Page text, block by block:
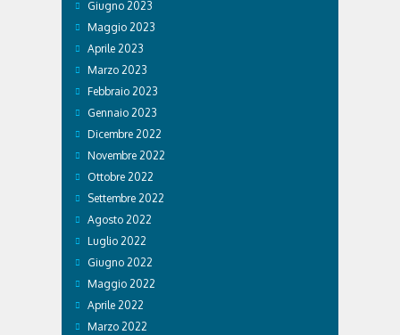
Giugno 2023
Maggio 2023
Aprile 2023
Marzo 2023
Febbraio 2023
Gennaio 2023
Dicembre 2022
Novembre 2022
Ottobre 2022
Settembre 2022
Agosto 2022
Luglio 2022
Giugno 2022
Maggio 2022
Aprile 2022
Marzo 2022